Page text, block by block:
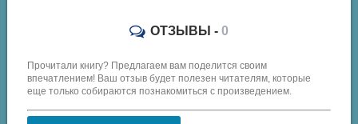
ОТЗЫВЫ - 0
Прочитали книгу? Предлагаем вам поделится своим
впечатлением! Ваш отзыв будет полезен читателям, которые
еще только собираются познакомиться с произведением.